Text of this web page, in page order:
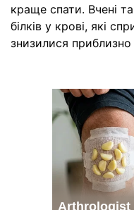
краще спати. Вчені
білків у крові, які
знизилися приблизно